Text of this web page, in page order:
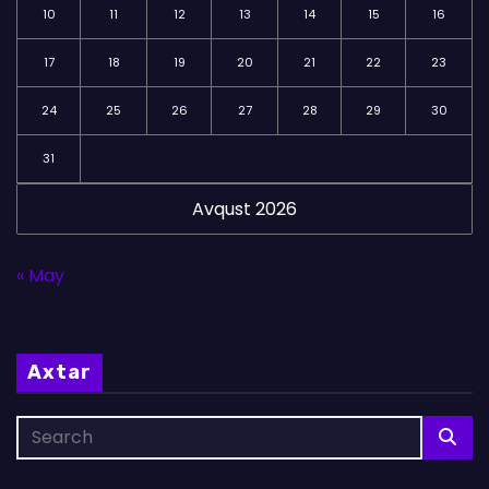
Avqust 2026
10 11 12 13 14 15 16
17 18 19 20 21 22 23
24 25 26 27 28 29 30
31
« May
Axtar